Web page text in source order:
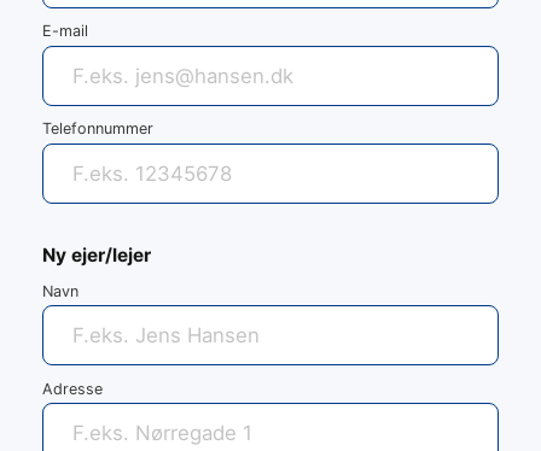
E-mail
Telefonnummer
Ny ejer/lejer
Navn
Adresse